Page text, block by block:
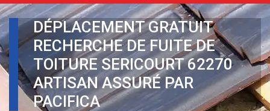
DÉPLACEMENT GRATUIT
RECHERCHE DE FUITE DE
TOITURE SERICOURT 62270
ARTISAN ASSURÉ PAR
PACIFICA